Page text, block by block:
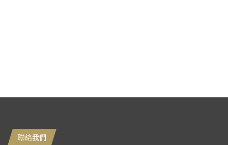
聯絡我們